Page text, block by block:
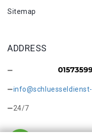
Sitemap
ADDRESS
24/7